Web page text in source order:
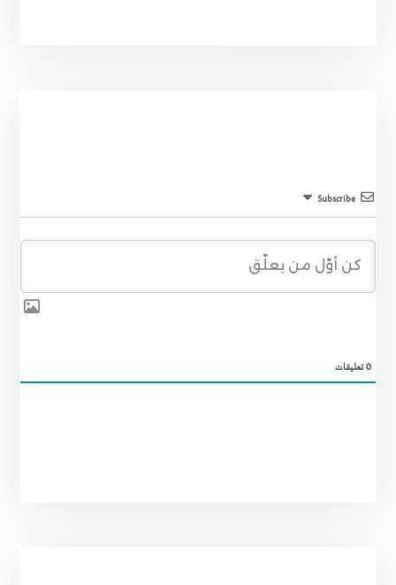
Subscribe
0تعليقات